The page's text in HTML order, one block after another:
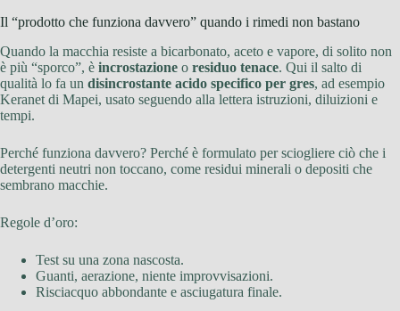
Il “prodotto che funziona davvero” quando i rimedi non bastano
Quando la macchia resiste a bicarbonato, aceto e vapore, di solito non
è più “sporco”, è incrostazione o residuo tenace. Qui il salto di
qualità lo fa un disincrostante acido specifico per gres, ad esempio
Keranet di Mapei, usato seguendo alla lettera istruzioni, diluizioni e
tempi.
Perché funziona davvero? Perché è formulato per sciogliere ciò che i
detergenti neutri non toccano, come residui minerali o depositi che
sembrano macchie.
Regole d’oro:
Test su una zona nascosta.
Guanti, aerazione, niente improvvisazioni.
Risciacquo abbondante e asciugatura finale.